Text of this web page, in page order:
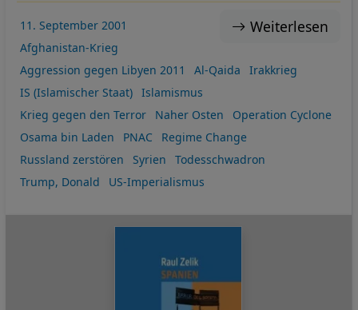
Weiterlesen
11. September 2001
Afghanistan-Krieg
Aggression gegen Libyen 2011
Al-Qaida
Irakkrieg
IS (Islamischer Staat)
Islamismus
Krieg gegen den Terror
Naher Osten
Operation Cyclone
Osama bin Laden
PNAC
Regime Change
Russland zerstören
Syrien
Todesschwadron
Trump, Donald
US-Imperialismus